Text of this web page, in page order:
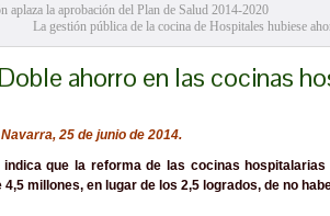
aplaza la aprobación del Plan de Salud 2014-2020
La gestión pública de la cocina de Hospitales hubiese
Doble ahorro en las cocinas
25 de junio de 2014.
indica que la reforma de las cocinas
4,5 millones, en lugar de los 2,5 logrados, de no